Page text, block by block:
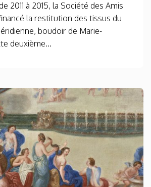
2011 à 2015, la Société des Amis
la restitution des tissus du
boudoir de Marie-
deuxième...